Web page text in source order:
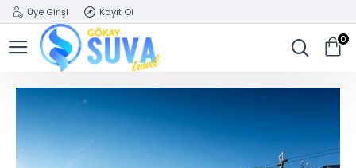
Üye Girişi Kayıt Ol
0